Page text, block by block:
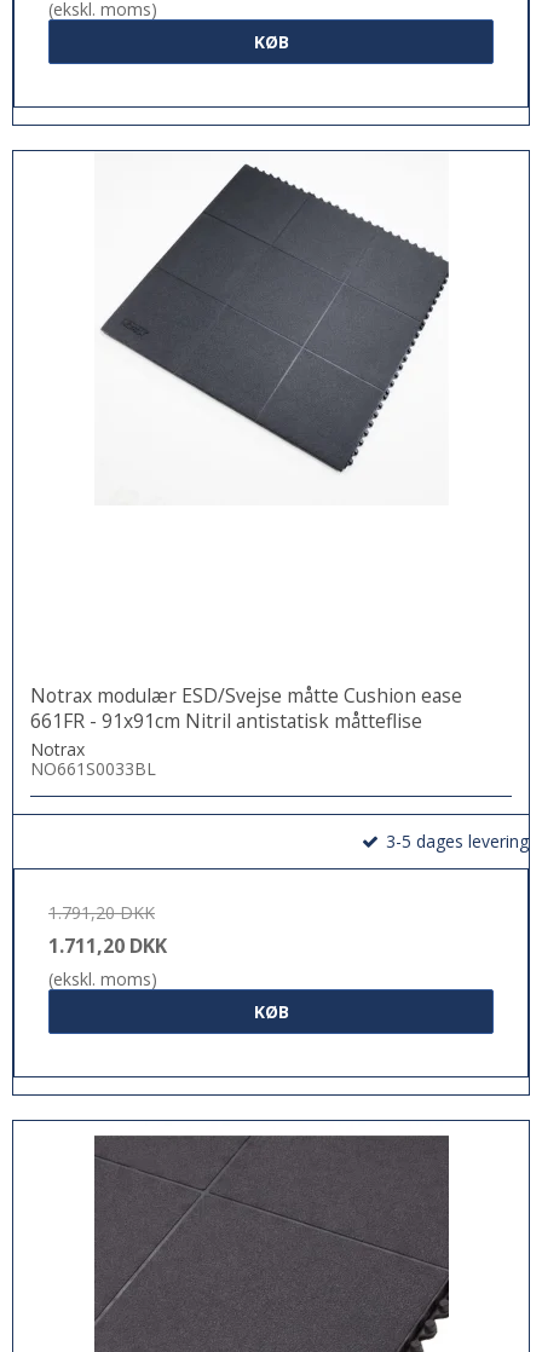
(ekskl. moms)
KØB
Notrax modulær ESD/Svejse måtte Cushion ease
661FR - 91x91cm Nitril antistatisk måtteflise
Notrax
NO661S0033BL
3-5 dages levering
1.791,20 DKK
1.711,20 DKK
(ekskl. moms)
KØB